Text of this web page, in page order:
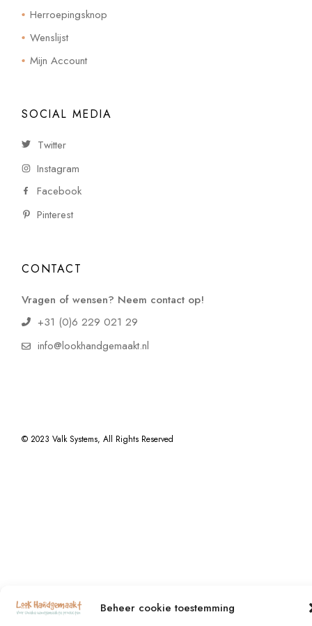
Beheer cookie toestemming
Herroepingsknop
Wenslijst
Mijn Account
SOCIAL MEDIA
Twitter
Instagram
Facebook
Pinterest
CONTACT
Vragen of wensen? Neem contact op!
+31 (0)6 229 021 29
info@lookhandgemaakt.nl
© 2023Valk Systems, All Rights Reserved